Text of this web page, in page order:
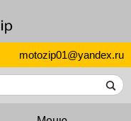
motozip01@yandex.ru